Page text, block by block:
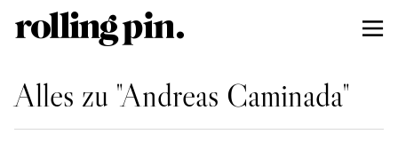
Alles zu "Andreas Caminada"